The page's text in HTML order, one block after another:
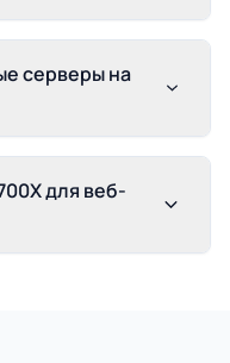
серверы на
для веб-